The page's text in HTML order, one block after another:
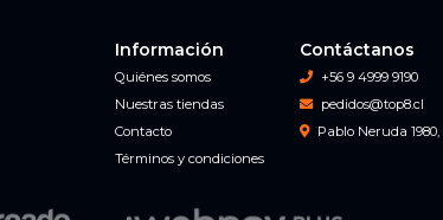
Información
Quiénes somos
Nuestras tiendas
Contacto
Términos y condiciones
Contáctanos
+56 9 4999 9190
pedidos@top8.cl
Pablo Neruda